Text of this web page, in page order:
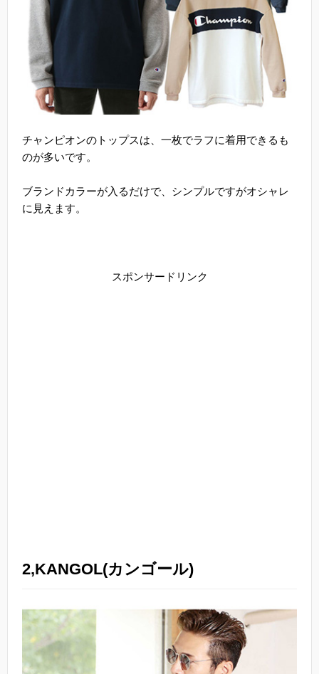
チャンピオンのトップスは、一枚でラフに着用できるも
のが多いです。
ブランドカラーが入るだけで、シンプルですがオシャレ
に見えます。
スポンサードリンク
2,KANGOL(カンゴール)